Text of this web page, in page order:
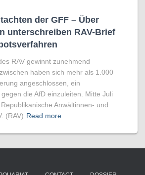
der GFF – Über
unter­sch­reiben RAV-Brief
RAV gewinnt zunehmend
haben sich mehr als 1.000
angeschlossen, ein
die AfD einzuleiten. Mitte Juli
Anwältinnen- und
(RAV) Read more